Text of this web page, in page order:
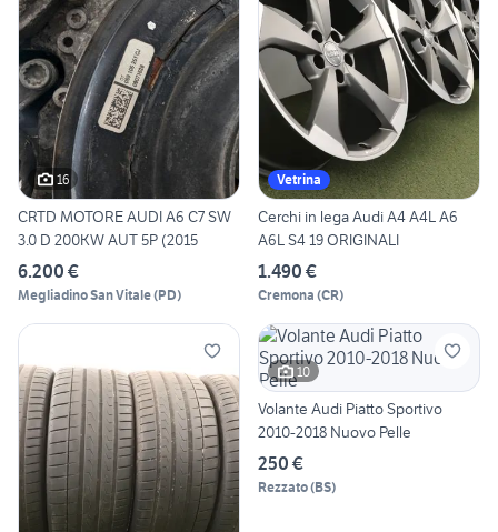
16
CRTD MOTORE AUDI A6 C7 SW
3.0 D 200KW AUT 5P (2015
6.200 €
Megliadino San Vitale(PD)
Vetrina
Cerchi in lega Audi A4 A4L A6
A6L S4 19 ORIGINALI
1.490 €
Cremona (CR)
10
Volante Audi Piatto Sportivo
2010-2018 Nuovo Pelle
250 €
Rezzato(BS)